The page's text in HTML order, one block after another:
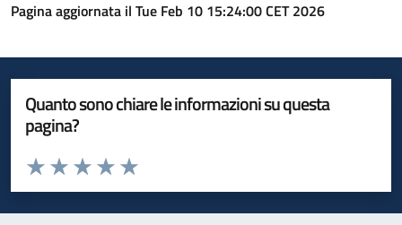
Pagina aggiornata il Tue Feb 10 15:24:00 CET 2026
Quanto sono chiare le informazioni su questa
pagina?
Valuta da 1 a 5 stelle la pagina
Valuta 5 stelle su 5
Valuta 4 stelle su 5
Valuta 3 stelle su 5
Valuta 2 stelle su 5
Valuta 1 stelle su 5